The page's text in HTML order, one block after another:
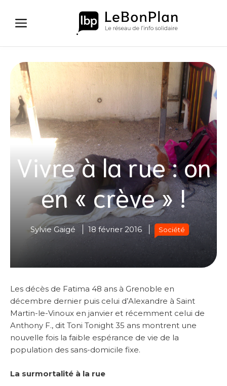
contenu
Vivre à la rue : on
en « crève » !
Sylvie Gaigé 18 février 2016 Société
Les décès de Fatima 48 ans à Grenoble en
décembre dernier puis celui d’Alexandre à Saint
Martin-le-Vinoux en janvier et récemment celui de
Anthony F., dit Toni Tonight 35 ans montrent une
nouvelle fois la faible espérance de vie de la
population des sans-domicile fixe.
La surmortalité à la rue